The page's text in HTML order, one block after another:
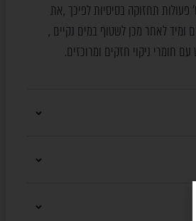
תחזוקה בסיסיות לפיכך ,את
ומיד לאחר מכן לשטוף במים נקיים ,
חומרי ניקוי חזקים ומרוכזים.